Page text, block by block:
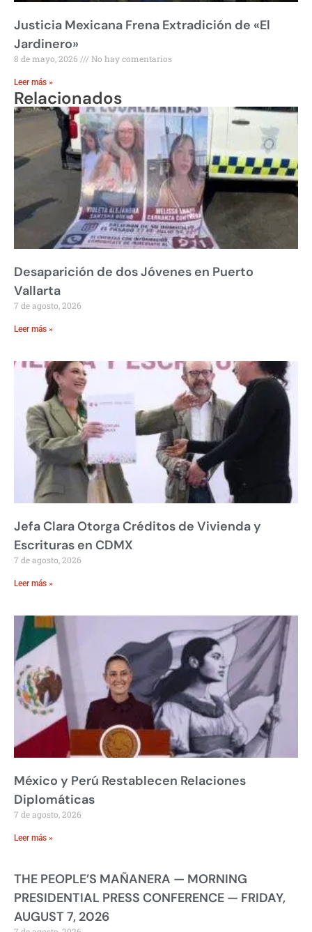
Justicia Mexicana Frena Extradición de «El
Jardinero»
8 de mayo, 2026 No hay comentarios
Leer más »
Relacionados
Desaparición de dos Jóvenes en Puerto
Vallarta
7 de agosto, 2026
Leer más »
Jefa Clara Otorga Créditos de Vivienda y
Escrituras en CDMX
7 de agosto, 2026
Leer más »
México y Perú Restablecen Relaciones
Diplomáticas
7 de agosto, 2026
Leer más »
THE PEOPLE’S MAÑANERA — MORNING
PRESIDENTIAL PRESS CONFERENCE — FRIDAY,
AUGUST 7, 2026